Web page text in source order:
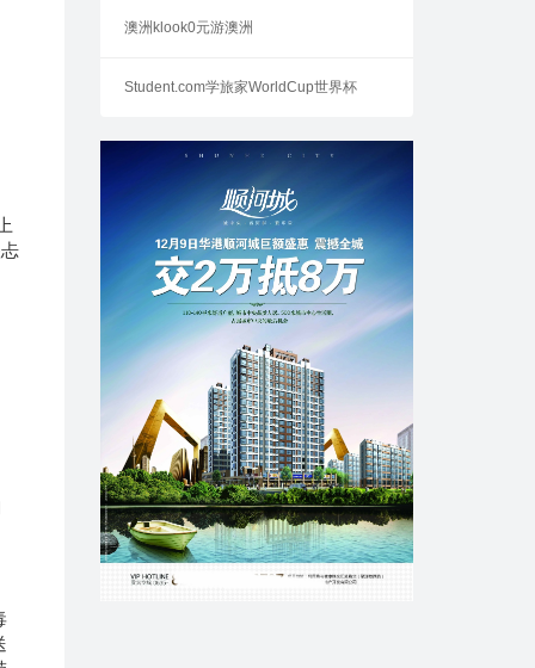
澳洲klook0元游澳洲
Student.com学旅家WorldCup世界杯